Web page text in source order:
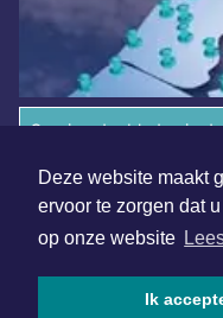
Deze website maakt
ervoor te zorgen dat
op onze website
Ik
Overige dagbladen in
Algemene voorwaarden
Disclaimer